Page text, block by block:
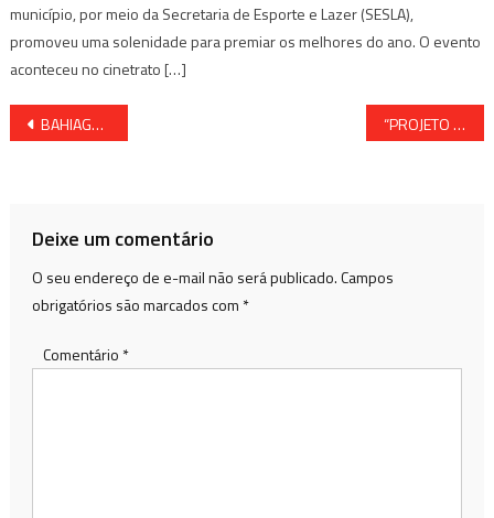
município, por meio da Secretaria de Esporte e Lazer (SESLA),
promoveu uma solenidade para premiar os melhores do ano. O evento
aconteceu no cinetrato […]
Navegação
BAHIAGÁS ANUNCIOU REDUÇÃO NA TARIFA DO GÁS NATURAL “PROJETO CRESCER” OFERECE CURSOS PROFISSIONALIZANTES E CULTURAIS, GRATUITOS, À COMUNIDADE DE SÃO FRANCISCO DO CONDE. CONFIRA!
Deixe um comentário
O seu endereço de e-mail não será publicado.Campos
obrigatórios são marcados com *
Comentário *